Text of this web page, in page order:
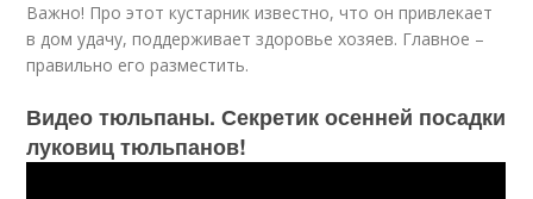
Важно! Про этот кустарник известно, что он привлекает
в дом удачу, поддерживает здоровье хозяев. Главное –
правильно его разместить.
Видео тюльпаны. Секретик осенней посадки
луковиц тюльпанов!